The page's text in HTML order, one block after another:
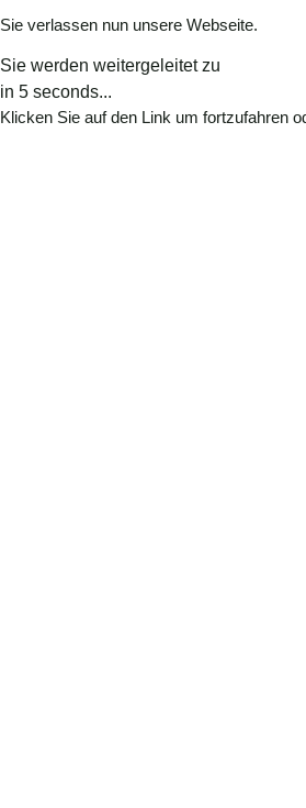
Sie verlassen nun unsere Webseite.
Sie werden weitergeleitet zu
in 5 seconds...
Klicken Sie auf den Link um fortzufahren